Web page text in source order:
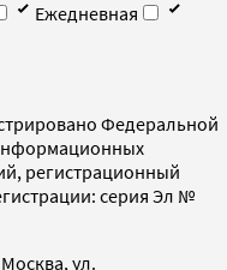
Ежедневная
Федеральной
регистрационный
серия Эл №
ул.